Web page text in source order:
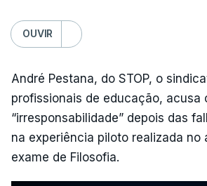
OUVIR
André Pestana, do STOP, o
profissionais de educação, acusa
“irresponsabilidade” depois das
na experiência piloto realizada no
exame de Filosofia.